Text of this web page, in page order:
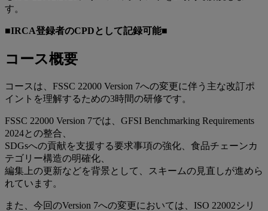
す。
■IRCA登録者のCPDとして記録可能■
コース概要
コースは、FSSC 22000 Version 7への変更に伴う主な改訂ポ
イントを理解するための3時間の研修です。
FSSC 22000 Version 7では、GFSI Benchmarking Requirements
2024との整合、
SDGsへの貢献を支援する要求事項の強化、食品チェーンカ
テゴリー構造の明確化、
編集上の更新などを背景として、スキームの見直しが進めら
れています。
また、今回のVersion 7への変更においては、ISO 22002シリ